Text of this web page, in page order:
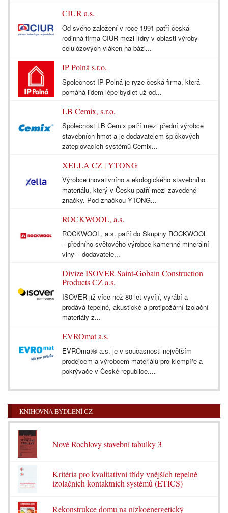
CIUR a.s.
Od svého založení v roce 1991 patří česká
rodinná firma CIUR mezi lídry v oblasti výroby
celulózových vláken na bázi...
IP Polná s.r.o.
Společnost IP Polná je ryze česká firma, která
pomáhá lidem lépe bydlet už od...
LB Cemix, s.r.o.
Společnost LB Cemix patří mezi přední výrobce
stavebních hmot a je dodavatelem špičkových
zateplovacích systémů Cemix...
XELLA CZ | YTONG
Výrobce inovativního a ekologického stavebního
materiálu, který v Česku patří mezi zavedené
značky. Pod značkou YTONG...
ROCKWOOL, a.s.
ROCKWOOL, a.s. patří do Skupiny ROCKWOOL
– předního světového výrobce kamenné minerální
vlny – dodavatele...
Divize ISOVER Saint-Gobain Construction
Products CZ a.s.
ISOVER již více než 80 let vyvíjí, vyrábí a
prodává tepelné, akustické a protipožární izolační
materiály z...
EVROmat a.s.
EVROmat® a.s. je v současnosti největším
prodejcem a výrobcem materiálů pro klempíře a
pokrývače v České republice....
KNIHOVNA BYDLENÍ.CZ
Nové Rochlovy stavební tabulky 3
Kritéria pro kvalitativní třídy vnějších tepelně
izolačních kontaktních systémů (ETICS)
Rekonstrukce domu na nízkoenergetický